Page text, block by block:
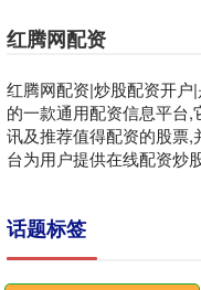
红腾网配资
红腾网配资|炒股配资开户
的一款通用配资信息平台
讯及推荐值得配资的股票
台为用户提供在线配资炒
话题标签